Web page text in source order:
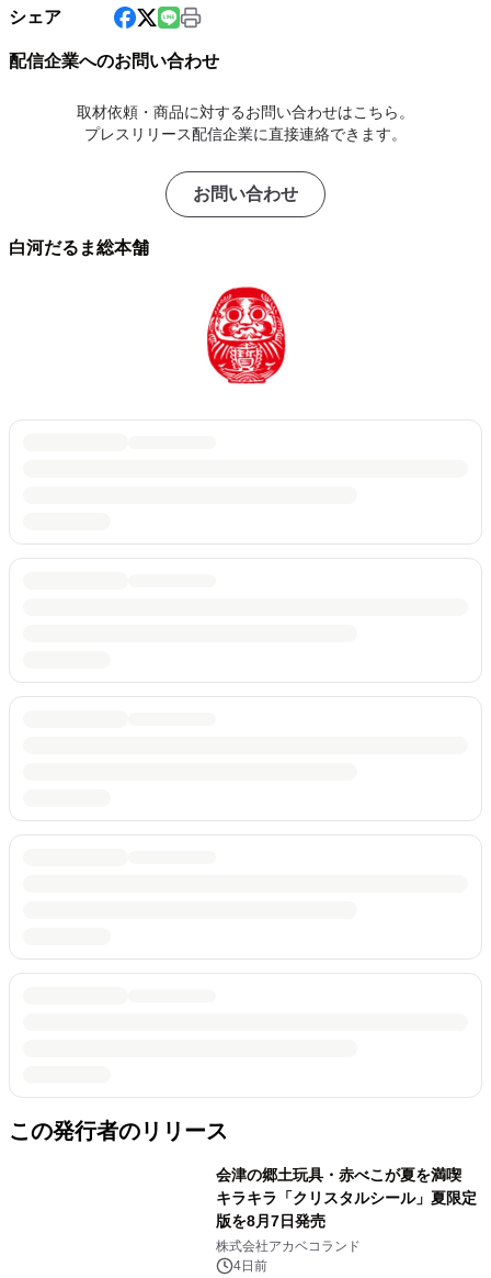
シェア
配信企業へのお問い合わせ
取材依頼・商品に対するお問い合わせはこちら。
プレスリリース配信企業に直接連絡できます。
お問い合わせ
白河だるま総本舗
この発行者のリリース
会津の郷土玩具・赤べこが夏を満喫
キラキラ「クリスタルシール」夏限定
版を8月7日発売
株式会社アカベコランド
4日前